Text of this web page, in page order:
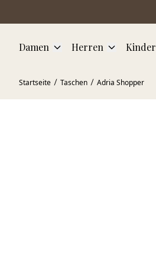
Damen Herren Kinder
Startseite Taschen Adria Shopper